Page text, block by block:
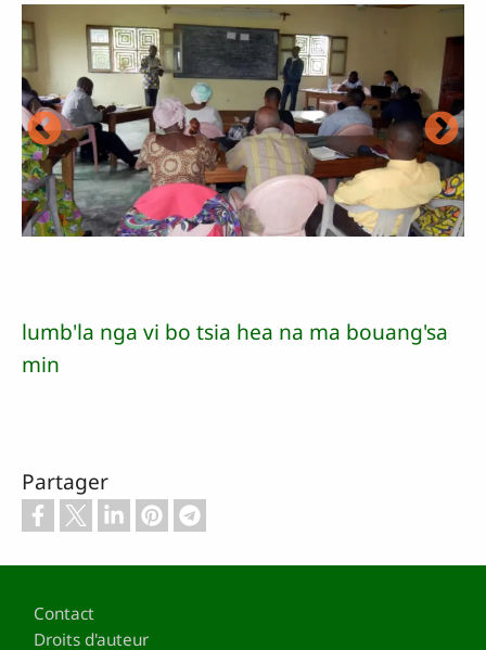
lumb'la nga vi bo tsia hea na ma bouang'sa
min
Partager
Pied de page
Contact
Droits d'auteur